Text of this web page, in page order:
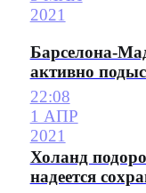
2021
Барселона-
активно
22:08
1 АПР
2021
Холанд
надеется